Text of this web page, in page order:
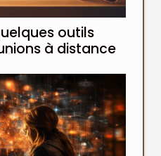
outils
à distance